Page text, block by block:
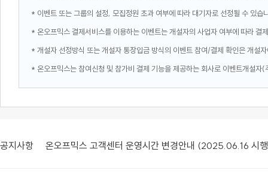
* 이벤트 또는 그룹의 설정, 모집정원 초과 여부에 따라 대기자로 선정될 수 있습
* 온오프믹스 결제서비스를 이용하는 이벤트는 개설자의 사업자 여부에 따라 결
* 개설자 선정방식 또는 개설자 통장입금 방식의 이벤트 참여/결제 확인은 개설
* 온오프믹스는 참여신청 및 참가비 결제 기능을 제공하는 회사로 이벤트개설
공지사항 온오프믹스 고객센터 운영시간 변경안내 (2025.06.16 시